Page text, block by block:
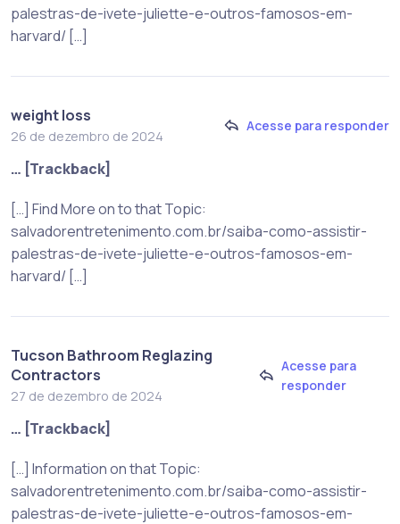
palestras-de-ivete-juliette-e-outros-famosos-em-
harvard/ […]
weight loss
26 de dezembro de 2024
Acesse para responder
… [Trackback]
[…] Find More on to that Topic:
salvadorentretenimento.com.br/saiba-como-assistir-
palestras-de-ivete-juliette-e-outros-famosos-em-
harvard/ […]
Tucson Bathroom Reglazing
Contractors
27 de dezembro de 2024
Acesse para
responder
… [Trackback]
[…] Information on that Topic:
salvadorentretenimento.com.br/saiba-como-assistir-
palestras-de-ivete-juliette-e-outros-famosos-em-